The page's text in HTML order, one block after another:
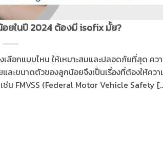
อยในปี 2024 ต้องมี isofix มั้ย?
เลือกแบบไหน ให้เหมาะสมและปลอดภัยที่สุด ค
ขนาดตัวของลูกน้อยจึงเป็นเรื่องที่ต้องให้คว
น FMVSS (Federal Motor Vehicle Safety